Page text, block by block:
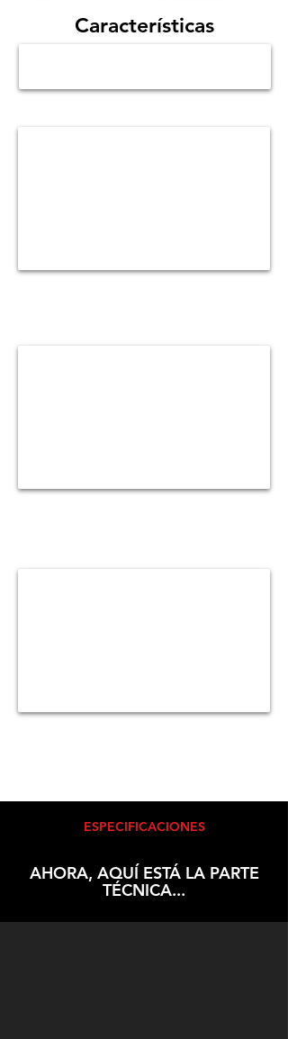
Características
ESPECIFICACIONES
AHORA, AQUÍ ESTÁ LA PARTE
TÉCNICA...